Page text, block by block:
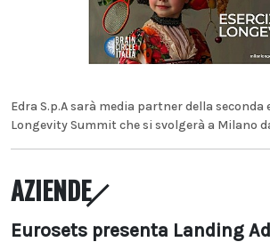
Edra S.p.A sarà media partner della seconda
Longevity Summit che si svolgerà a Milano
AZIENDE
Eurosets presenta Landing